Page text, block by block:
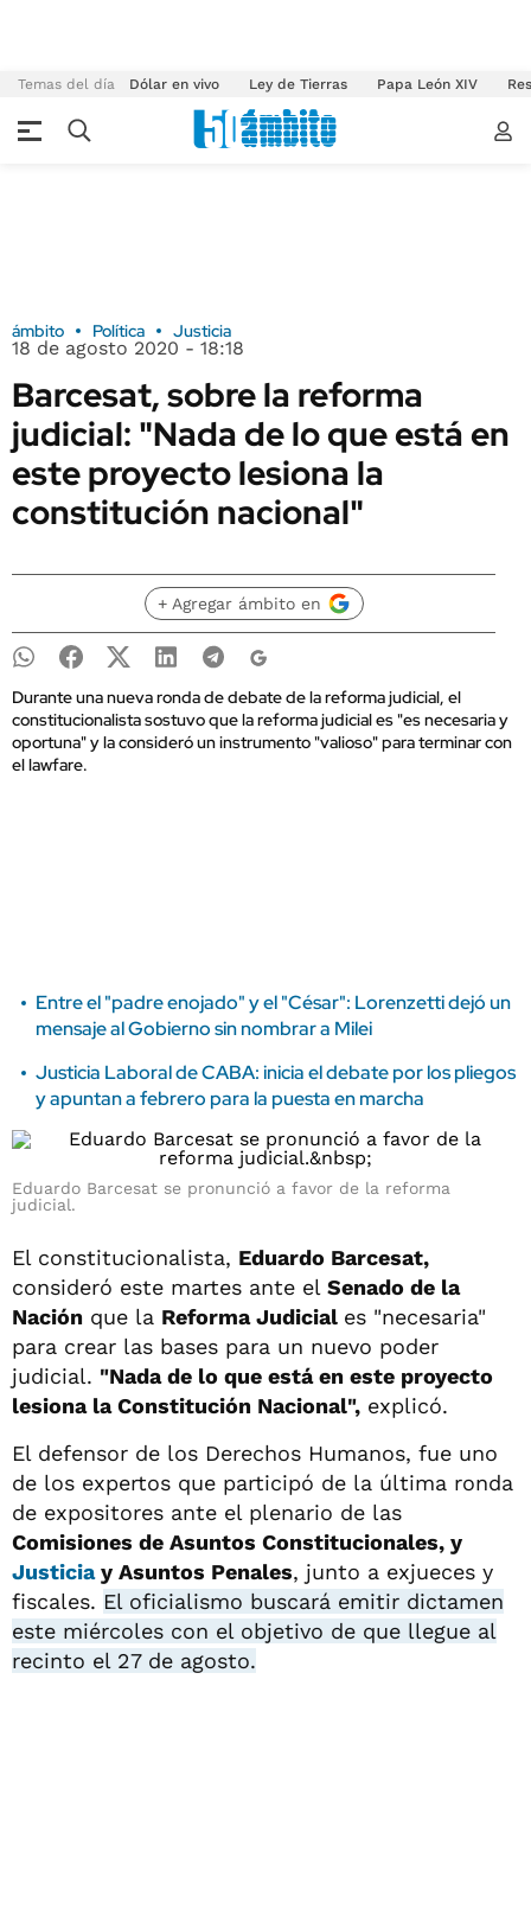
Temas del día Dólar en vivo Ley de Tierras Papa León XIV
ámbito Política Justicia
18 de agosto 2020 - 18:18
Barcesat, sobre la reforma
judicial: "Nada de lo que está en
este proyecto lesiona la
constitución nacional"
+ Agregar ámbito en
Durante una nueva ronda de debate de la reforma judicial, el
constitucionalista sostuvo que la reforma judicial es "es necesaria y
oportuna" y la consideró un instrumento "valioso" para terminar con
el lawfare.
Entre el "padre enojado" y el "César": Lorenzetti dejó un
mensaje al Gobierno sin nombrar a Milei
Justicia Laboral de CABA: inicia el debate por los pliegos
y apuntan a febrero para la puesta en marcha
Eduardo Barcesat se pronunció a favor de la reforma
judicial.
El constitucionalista, Eduardo Barcesat,
consideró este martes ante el Senado de la
Nación que la Reforma Judicial es "necesaria"
para crear las bases para un nuevo poder
judicial. "Nada de lo que está en este proyecto
lesiona la Constitución Nacional", explicó.
El defensor de los Derechos Humanos, fue uno
de los expertos que participó de la última ronda
de expositores ante el plenario de las
Comisiones de Asuntos Constitucionales, y
Justiciay Asuntos Penales, junto a exjueces y
fiscales. El oficialismo buscará emitir dictamen
este miércoles con el objetivo de que llegue al
recinto el 27 de agosto.